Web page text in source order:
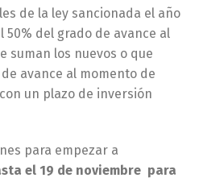
de la ley sancionada el año
50% del grado de avance al
suman los nuevos o que
avance al momento de
un plazo de inversión
para empezar a
el 19 de noviembre para